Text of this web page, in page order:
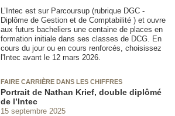
L’Intec est sur Parcoursup (rubrique DGC -
Diplôme de Gestion et de Comptabilité ) et ouvre
aux futurs bacheliers une centaine de places en
formation initiale dans ses classes de DCG. En
cours du jour ou en cours renforcés, choisissez
l'Intec avant le 12 mars 2026.
FAIRE CARRIÈRE DANS LES CHIFFRES
Portrait de Nathan Krief, double diplômé
de l’Intec
15 septembre 2025